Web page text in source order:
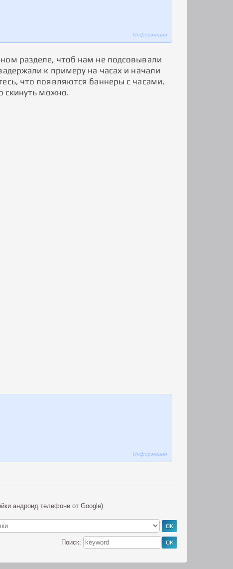
Информация
разделе, чтоб нам не подсовывали
к примеру на часах и начали
что появляются баннеры с часами,
скинуть можно.
Информация
андроид телефоне от Google)
Поиск: